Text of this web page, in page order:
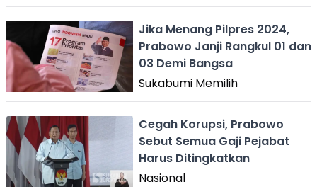
Jika Menang Pilpres 2024,
Prabowo Janji Rangkul 01 dan
03 Demi Bangsa
Sukabumi Memilih
Cegah Korupsi, Prabowo
Sebut Semua Gaji Pejabat
Harus Ditingkatkan
Nasional